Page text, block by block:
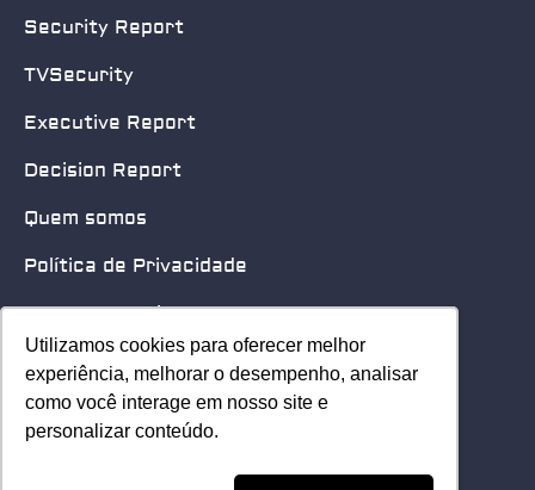
Utilizamos cookies para oferecer melhor
experiência, melhorar o desempenho, analisar
como você interage em nosso site e
personalizar conteúdo.
Utilizamos cookies para oferecer melhor
experiência, melhorar o desempenho, analisar
como você interage em nosso site e
personalizar conteúdo.
Security Report
TVSecurity
Executive Report
Decision Report
Quem somos
Política de Privacidade
Quero patrocinar
Contato
Home
© 2025 Security Leader. Todos os Direitos Reservados.